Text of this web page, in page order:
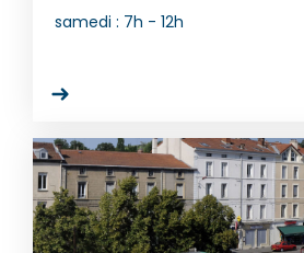
samedi : 7h - 12h